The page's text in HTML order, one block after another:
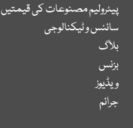
پیٹرولیم مصنوعات کی قیمتیں
سائنس و ٹیکنالوجی
بلاگ
بزنس
ویڈیوز
جرائم